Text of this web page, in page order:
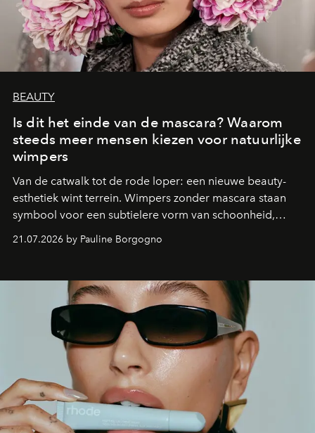
BEAUTY
Is dit het einde van de mascara? Waarom
steeds meer mensen kiezen voor natuurlijke
wimpers
Van de catwalk tot de rode loper: een nieuwe beauty-
esthetiek wint terrein. Wimpers zonder mascara staan
symbool voor een subtielere vorm van schoonheid,
aan make-up.
21.07.2026 by Pauline Borgogno